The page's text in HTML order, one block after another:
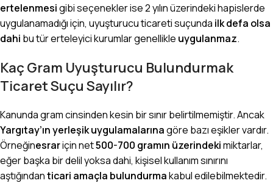
ertelenmesigibi seçenekler ise 2 yılın üzerindeki hapislerde
uygulanamadığı için, uyuşturucu ticareti suçunda ilk defa olsa
dahi bu tür erteleyici kurumlar genellikle uygulanmaz.
Kaç Gram Uyuşturucu Bulundurmak
Ticaret Suçu Sayılır?
Kanunda gram cinsinden kesin bir sınır belirtilmemiştir. Ancak
Yargıtay’ın yerleşik uygulamalarınagöre bazı eşikler vardır.
Örneğinesrariçin net500-700 gramın üzerindekimiktarlar,
eğer başka bir delil yoksa dahi, kişisel kullanım sınırını
aştığındanticari amaçla bulundurmakabul edilebilmektedir.